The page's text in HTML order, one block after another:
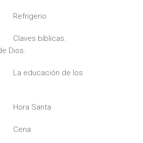
Refrigerio.
Claves bíblicas.
Dios.
La educación de los
Hora Santa
Cena